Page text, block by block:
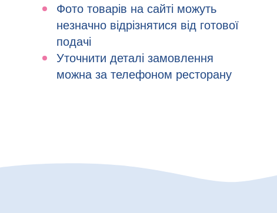
Фото товарів на сайті можуть
незначно відрізнятися від готової
подачі
Уточнити деталі замовлення
можна за телефоном ресторану